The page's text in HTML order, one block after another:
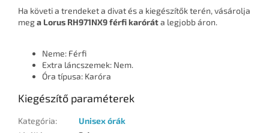
Ha követi a trendeket a divat és a kiegészítők terén, vásárolja
mega Lorus RH971NX9 férfi karóráta legjobb áron.
Neme: Férfi
Extra láncszemek: Nem.
Óra típusa: Karóra
Kiegészítő paraméterek
Kategória:
Unisex órák